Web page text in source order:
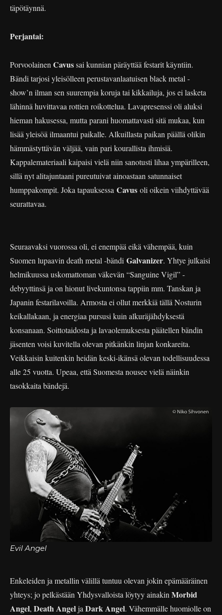
täpötäynnä.
Perjantai:
PorvoolainenCavussai kunnian päräyttää festarit käyntiin.
Bändi tarjosi yleisölleen perustavanlaatuisen black metal -
show’n ilman sen suurempia koruja tai kikkailuja, jos ei lasketa
lähinnä huvittavaa rottien roikottelua. Lavapresenssi oli aluksi
hieman hakusessa, mutta parani huomattavasti sitä mukaa, kun
lisää yleisöä ilmaantui paikalle. Alkuillasta paikan päällä olikin
hämmästyttävän väljää, vain pari kourallista ihmisiä.
Kappalemateriaali kaipaisi vielä niin sanotusti lihaa ympärilleen,
sillä nyt alitajuntaani pureutuivat ainoastaan satunnaiset
humppakompit. Joka tapauksessa Cavus oli oikein viihdyttävää
seurattavaa.
Seuraavaksi vuorossa oli, ei enempää eikä vähempää, kuin
Suomen lupaavin death metal -bändi Galvanizer. Yhtye julkaisi
helmikuussa uskomattoman väkevän “Sanguine Vigil” -
debyyttinsä ja on hionut livekuntonsa tappiin mm. Tanskan ja
Japanin festarilavoilla. Armosta ei ollut merkkiä tällä Nosturin
keikallakaan, ja energiaa pursusi kuin alkuräjähdyksestä
konsanaan. Soittotaidosta ja lavaolemuksesta päätellen bändin
jäsenten voisi kuvitella olevan pitkänkin linjan konkareita.
Veikkaisin kuitenkin heidän keski-ikänsä olevan todellisuudessa
alle 25 vuotta. Upeaa, että Suomesta nousee vielä näinkin
tasokkaita bändejä.
Evil Angel
Enkeleiden ja metallin välillä tuntuu olevan jokin epämääräinen
yhteys; jo pelkästään Yhdysvalloista löytyy ainakin Morbid
Angel, Death Angelja Dark Angel. Vähemmälle huomiolle on